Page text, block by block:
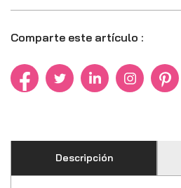
Comparte este artículo :
Descripción